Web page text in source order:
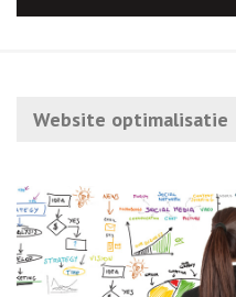
Website optimalisatie